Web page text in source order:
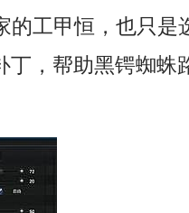
的工甲恒，也只是
丁，帮助黑锷蜘蛛